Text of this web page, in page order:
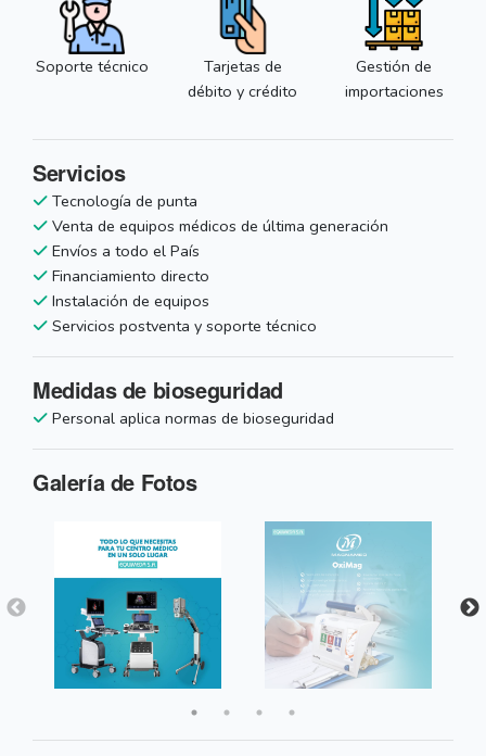
Soporte técnico
Tarjetas de
débito y crédito
Gestión de
importaciones
Servicios
Tecnología de punta
Venta de equipos médicos de última generación
Envíos a todo el País
Financiamiento directo
Instalación de equipos
Servicios postventa y soporte técnico
Medidas de bioseguridad
Personal aplica normas de bioseguridad
Galería de Fotos